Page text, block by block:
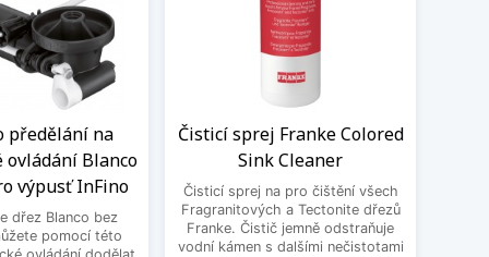
předělání na
ovládání Blanco
výpusť InFino
dřez Blanco bez
pomocí této
Čisticí sprej Franke Colored
Sink Cleaner
Čisticí sprej na pro čištění všech
Fragranitových a Tectonite dřezů
Franke. Čistič jemně odstraňuje
vodní kámen s dalšími nečistotami